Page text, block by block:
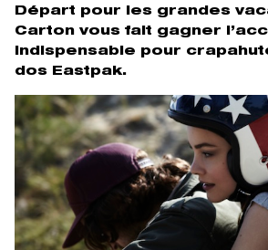
Départ pour les grandes
Carton vous fait gagner
indispensable pour
dos Eastpak.